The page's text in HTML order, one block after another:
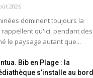
2026
dominent toujours la
qu'ici, pendant des
le paysage autant que...
Bib en Plage : la
s’installe au bord